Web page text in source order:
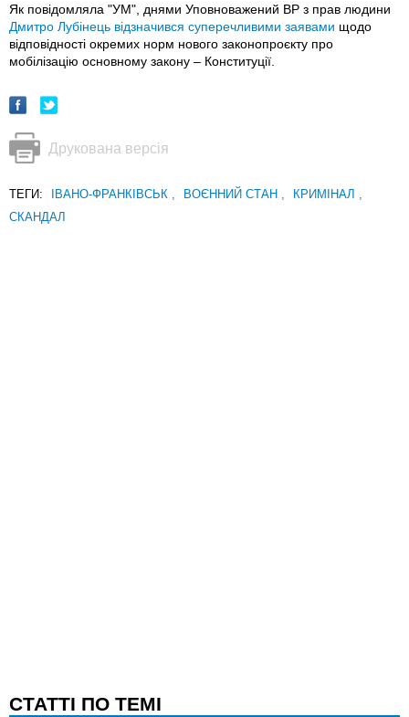
Як повідомляла "УМ", днями Уповноважений ВР з прав людини
Дмитро Лубінець відзначився суперечливими заявами щодо
відповідності окремих норм нового законопроєкту про
мобілізацію основному закону – Конституції.
Друкована версія
ТЕГИ: ІВАНО-ФРАНКІВСЬК ВОЄННИЙ СТАН КРИМІНАЛ
СКАНДАЛ
CТАТТІ ПО ТЕМІ